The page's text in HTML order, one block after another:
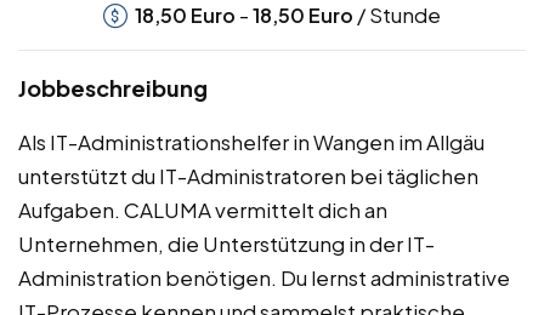
18,50 Euro -18,50 Euro / Stunde
Jobbeschreibung
Als IT-Administrationshelfer in Wangen im Allgäu
unterstützt du IT-Administratoren bei täglichen
Aufgaben. CALUMA vermittelt dich an
Unternehmen, die Unterstützung in der IT-
Administration benötigen. Du lernst administrative